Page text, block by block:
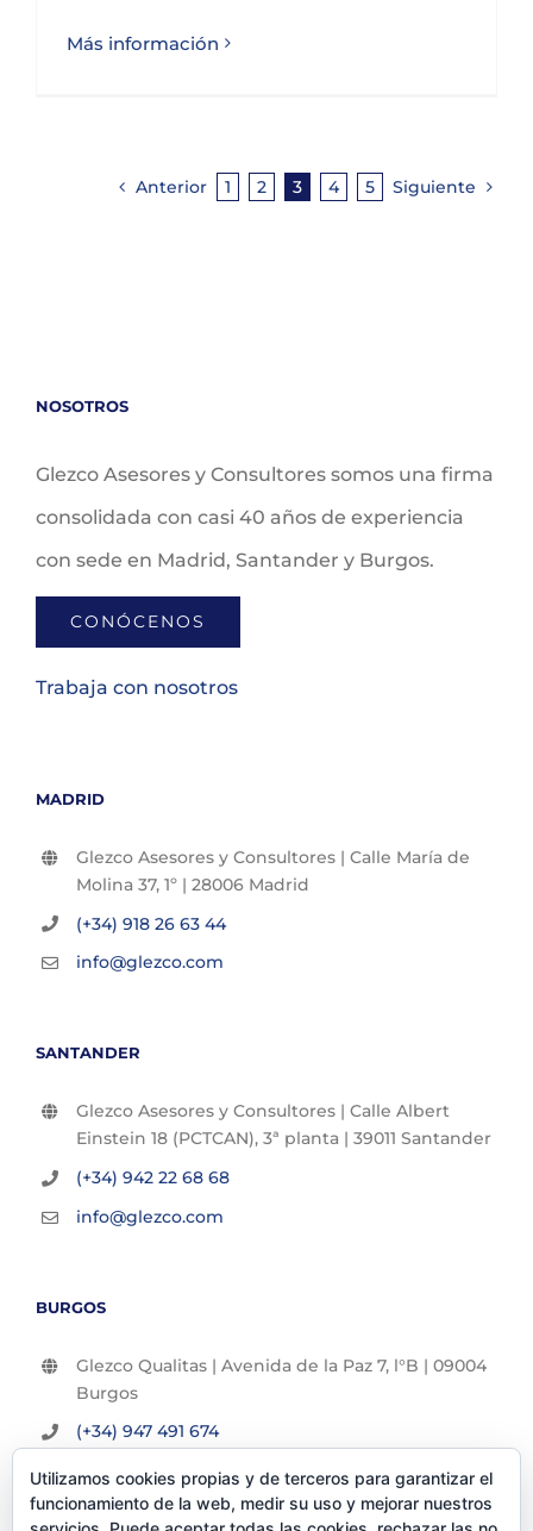
Más información
Anterior 1 2 3 4 5 Siguiente
NOSOTROS
Glezco Asesores y Consultores somos una firma
consolidada con casi 40 años de experiencia
con sede en Madrid, Santander y Burgos.
CONÓCENOS
Trabaja con nosotros
MADRID
Glezco Asesores y Consultores | Calle María de
Molina 37, 1º | 28006 Madrid
(+34) 918 26 63 44
info@glezco.com
SANTANDER
Glezco Asesores y Consultores | Calle Albert
Einstein 18 (PCTCAN), 3ª planta | 39011 Santander
(+34) 942 22 68 68
info@glezco.com
BURGOS
Glezco Qualitas | Avenida de la Paz 7, l°B | 09004
Burgos
(+34) 947 491 674
info@glezco.com
Utilizamos cookies propias y de terceros para garantizar el
funcionamiento de la web, medir su uso y mejorar nuestros